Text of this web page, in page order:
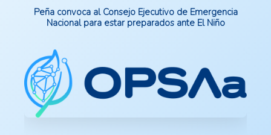
Peña convoca al Consejo Ejecutivo de Emergencia
Nacional para estar preparados ante El Niño